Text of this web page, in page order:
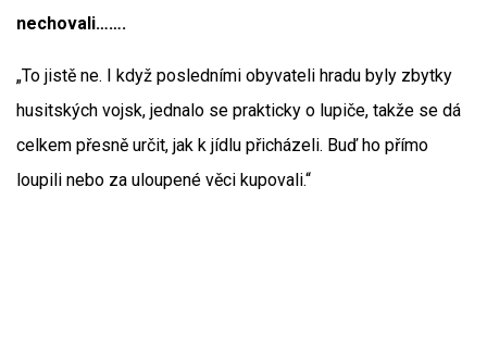
nechovali…….
„To jistě ne. I když posledními obyvateli hradu byly zbytky
husitských vojsk, jednalo se prakticky o lupiče, takže se dá
celkem přesně určit, jak k jídlu přicházeli. Buď ho přímo
loupili nebo za uloupené věci kupovali.“